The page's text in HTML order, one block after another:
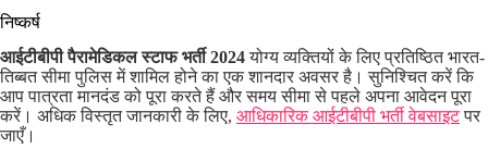
निष्कर्ष
आईटीबीपी पैरामेडिकल स्टाफ भर्ती 2024योग्य व्यक्तियों के लिए प्रतिष्ठित भारत-
तिब्बत सीमा पुलिस में शामिल होने का एक शानदार अवसर है। सुनिश्चित करें कि
आप पात्रता मानदंड को पूरा करते हैं और समय सीमा से पहले अपना आवेदन पूरा
करें। अधिक विस्तृत जानकारी के लिए, आधिकारिक आईटीबीपी भर्ती वेबसाइटपर
जाएँ।